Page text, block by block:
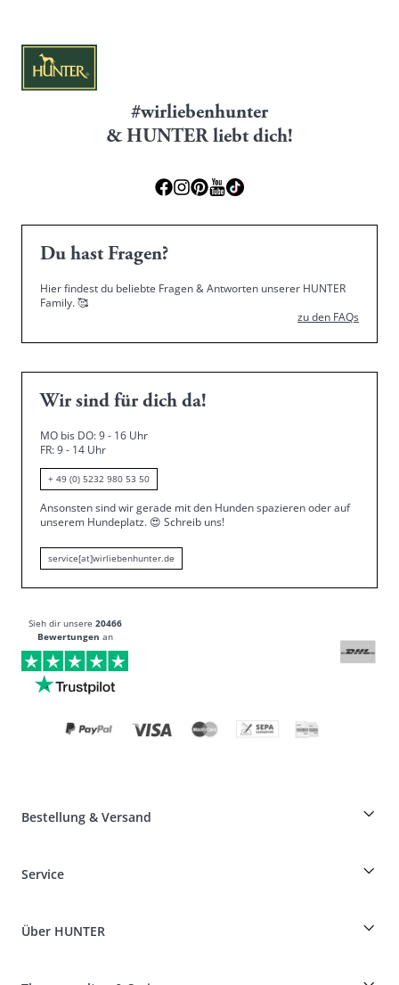
#wirliebenhunter
& HUNTER liebt dich!
Du hast Fragen?
Hier findest du beliebte Fragen & Antworten unserer HUNTER
Family.🥰
zu den FAQs
Wir sind für dich da!
MO bis DO: 9 - 16 Uhr
FR: 9 - 14 Uhr
+ 49 (0) 5232 980 53 50
Ansonsten sind wir gerade mit den Hunden spazieren oder auf
unserem Hundeplatz. 😍 Schreib uns!
service[at]wirliebenhunter.de
Sieh dir unsere 20466
Bewertungen an
Bestellung & Versand
Specials für Hundeprofis
Informationen zur Lieferung
Service
Rassentabelle
Tierkrankenversicherung
Über HUNTER